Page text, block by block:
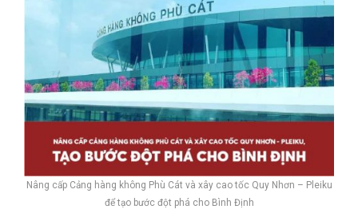
Nâng cấp Cảng hàng không Phù Cát và xây cao tốc Quy Nhơn – Pleiku
để tạo bước đột phá cho Bình Định